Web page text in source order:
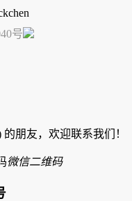
号
朋友，欢迎联系我们！
微信二维码